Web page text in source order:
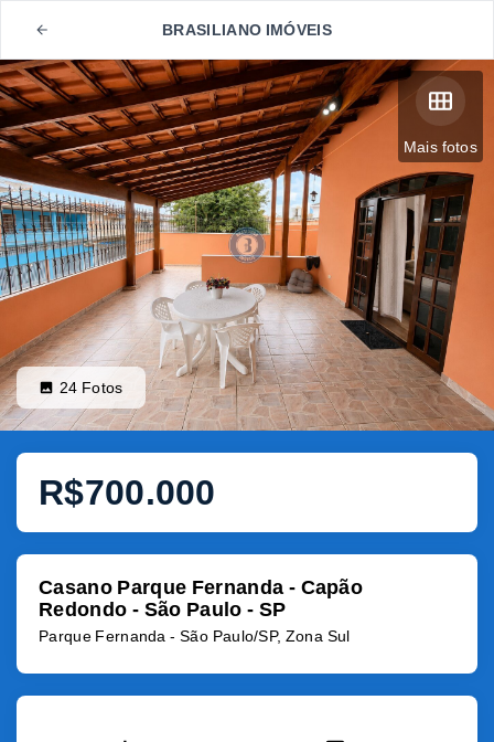
BRASILIANO IMÓVEIS
Mais fotos
24 Fotos
R$700.000
Casano Parque Fernanda - Capão
Redondo - São Paulo - SP
Parque Fernanda - São Paulo/SP, Zona Sul